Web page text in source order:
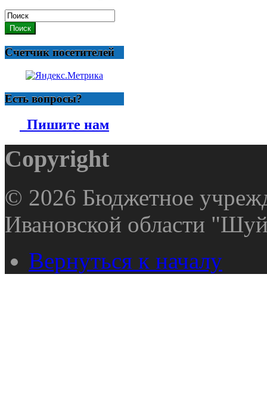
Поиск
Счетчик посетителей
Есть вопросы?
Пишите нам
Copyright
© 2026 Бюджетное
Ивановской области
Вернуться к началу